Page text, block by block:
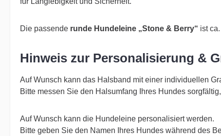
Die passende runde Hundeleine „Stone & Berry“ ist ca.
Hinweis zur Personalisierung &
Auf Wunsch kann das Halsband mit einer individuellen
Bitte messen Sie den Halsumfang Ihres Hundes
Auf Wunsch kann die Hundeleine personalisiert werden.
Bitte geben Sie den Namen Ihres Hundes während des